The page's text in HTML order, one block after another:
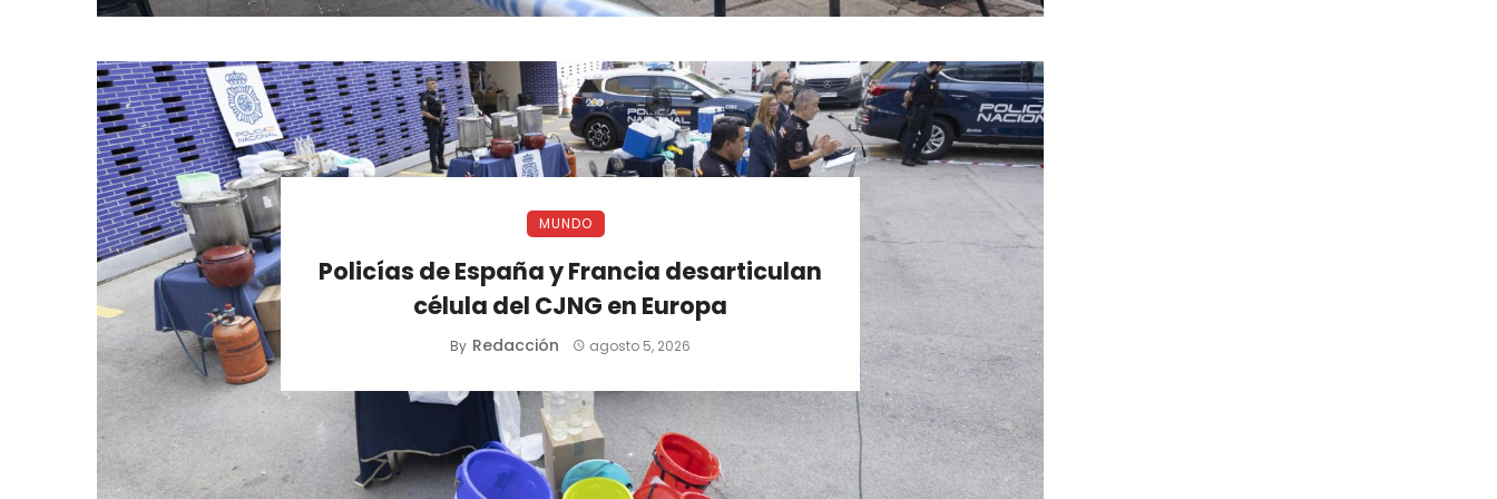
MUNDO
Policías de España y Francia desarticulan
célula del CJNG en Europa
By Redacción agosto 5, 2026